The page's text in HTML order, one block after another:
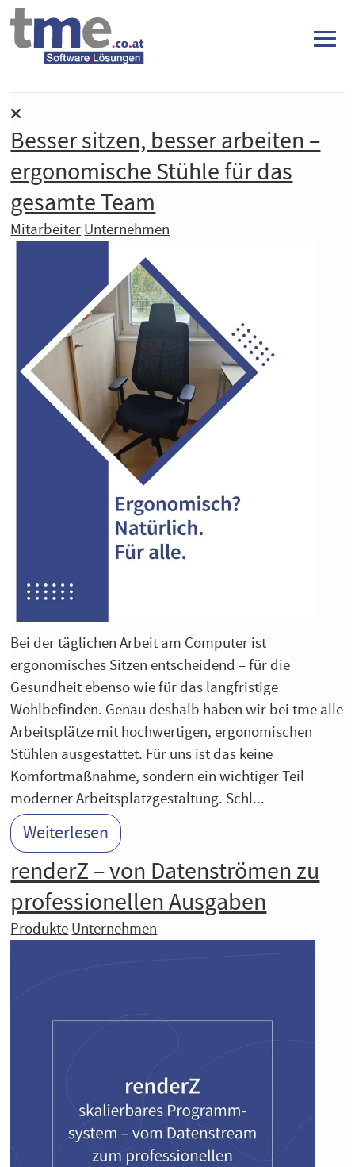
≡
Besser sitzen, besser arbeiten –
ergonomische Stühle für das
gesamte Team
Mitarbeiter Unternehmen
Bei der täglichen Arbeit am Computer ist
ergonomisches Sitzen entscheidend – für die
Gesundheit ebenso wie für das langfristige
Wohlbefinden. Genau deshalb haben wir bei tme alle
Arbeitsplätze mit hochwertigen, ergonomischen
Stühlen ausgestattet. Für uns ist das keine
Komfortmaßnahme, sondern ein wichtiger Teil
moderner Arbeitsplatzgestaltung. Schl...
Weiterlesen
renderZ – von Datenströmen zu
professionellen Ausgaben
Produkte Unternehmen